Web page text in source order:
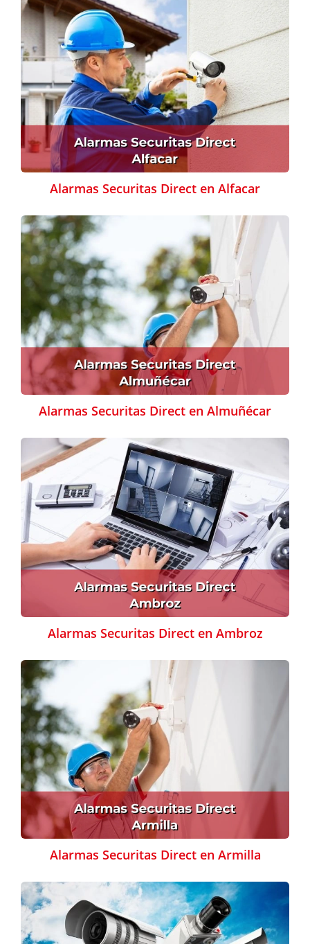
Alarmas Securitas Direct en Alfacar
Alarmas Securitas Direct en Almuñécar
Alarmas Securitas Direct en Ambroz
Alarmas Securitas Direct en Armilla